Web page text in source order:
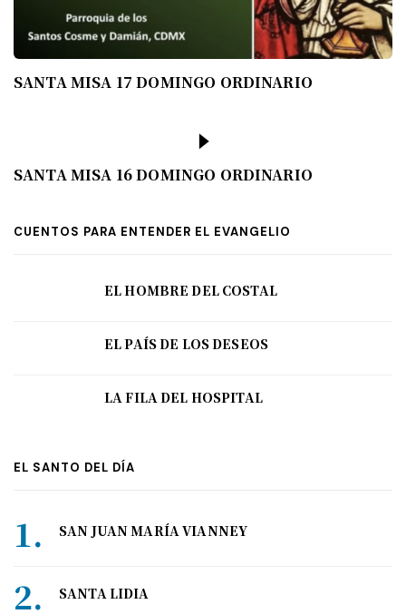
SANTA MISA 17 DOMINGO ORDINARIO
SANTA MISA 16 DOMINGO ORDINARIO
CUENTOS PARA ENTENDER EL EVANGELIO
EL HOMBRE DEL COSTAL
EL PAÍS DE LOS DESEOS
LA FILA DEL HOSPITAL
EL SANTO DEL DÍA
SAN JUAN MARÍA VIANNEY
SANTA LIDIA